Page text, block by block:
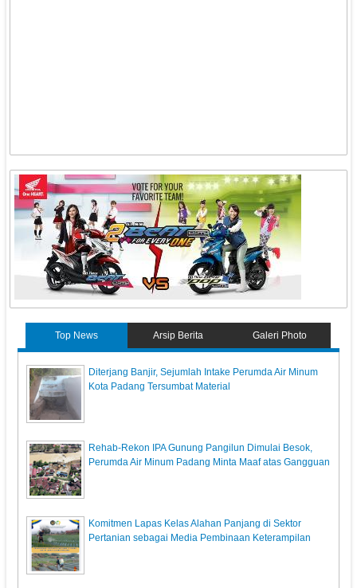
Top News Arsip Berita Galeri Photo
Diterjang Banjir, Sejumlah Intake Perumda Air Minum
Kota Padang Tersumbat Material ‎
Rehab-Rekon IPA Gunung Pangilun Dimulai Besok,
Perumda Air Minum Padang Minta Maaf atas Gangguan
Komitmen Lapas Kelas Alahan Panjang di Sektor
Pertanian sebagai Media Pembinaan Keterampilan